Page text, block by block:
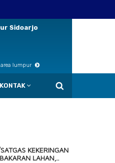
Sidoarjo
lumpur
KONTAK
KEKERINGAN
LAHAN,..